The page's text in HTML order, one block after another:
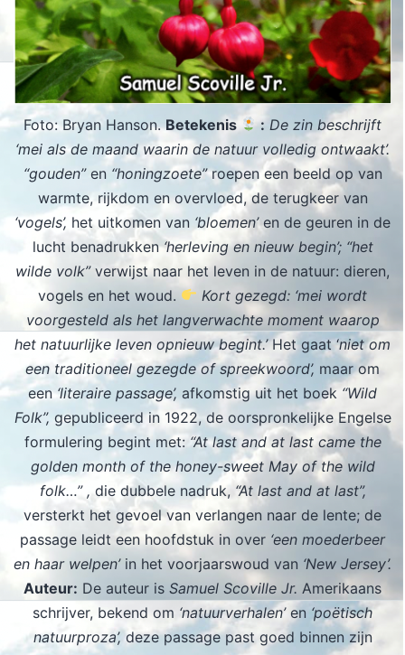
Foto: Bryan Hanson.Betekenis : De zin beschrijft
‘mei als de maand waarin de natuur volledig ontwaakt’.
“gouden”en “honingzoete”roepen een beeld op van
warmte, rijkdom en overvloed, de terugkeer van
‘vogels’, het uitkomen van ‘bloemen’en de geuren in de
lucht benadrukken‘herleving en nieuw begin’; “het
wilde volk”verwijst naar het leven in de natuur: dieren,
vogels en het woud.
Kort gezegd: ‘mei wordt
voorgesteld als het langverwachte moment waarop
het natuurlijke leven opnieuw begint.’Het gaat ‘niet om
een traditioneel gezegde of spreekwoord’, maar om
een‘literaire passage’, afkomstig uit het boek “Wild
Folk”, gepubliceerd in 1922, de oorspronkelijke Engelse
formulering begint met: “At last and at last came the
golden month of the honey-sweet May of the wild
folk…” , die dubbele nadruk,“At last and at last”,
versterkt het gevoel van verlangen naar de lente; de
passage leidt een hoofdstuk in over ‘een moederbeer
en haar welpen’in het voorjaarswoud van ‘New Jersey’.
Auteur: De auteur is Samuel Scoville Jr. Amerikaans
schrijver, bekend om ‘natuurverhalen’en ‘poëtisch
natuurproza’, deze passage past goed binnen zijn